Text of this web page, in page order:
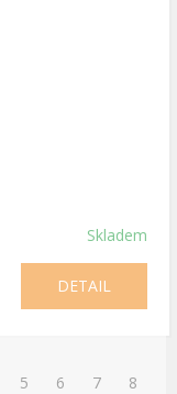
Skladem
DETAIL
5 6 7 8